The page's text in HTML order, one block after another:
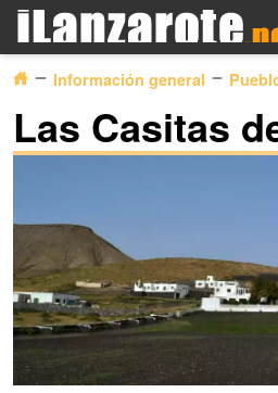
Información general
Las Casitas